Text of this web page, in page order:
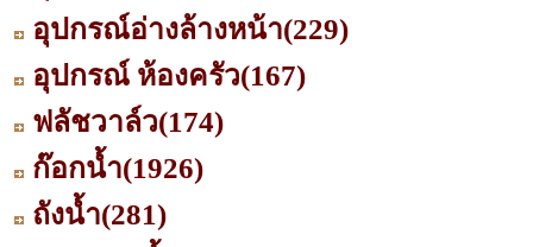
อุปกรณ์อ่างล้างหน้า(229)
อุปกรณ์ ห้องครัว(167)
ฟลัชวาล์ว(174)
ก๊อกน้ำ(1926)
ถังน้ำ(281)